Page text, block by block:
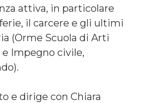
attiva, in particolare
il carcere e gli ultimi
(Orme Scuola di Arti
e Impegno civile,
e dirige con Chiara